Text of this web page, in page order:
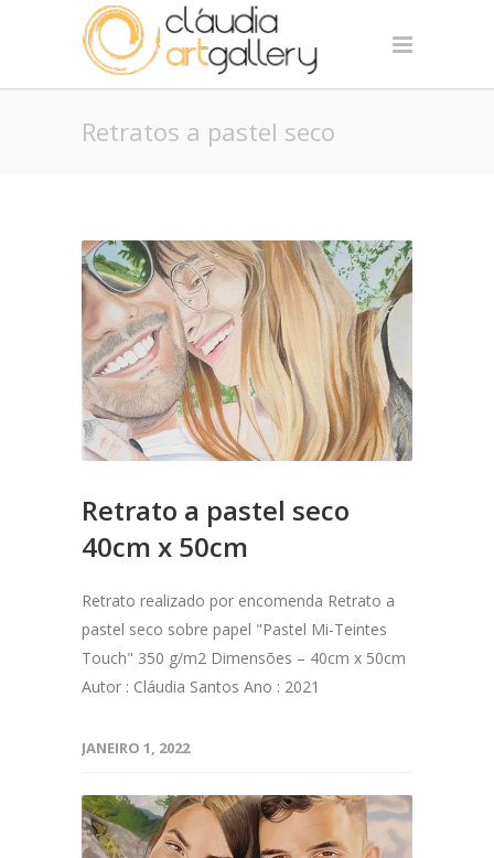
Retratos a pastel seco
Retrato a pastel seco
40cm x 50cm
Retrato realizado por encomenda Retrato a
pastel seco sobre papel "Pastel Mi-Teintes
Touch" 350 g/m2 Dimensões – 40cm x 50cm
Autor : Cláudia Santos Ano : 2021
JANEIRO 1, 2022